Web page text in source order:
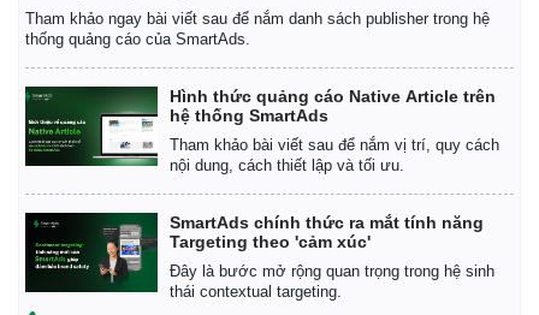
Tham khảo ngay bài viết sau để nắm danh sách publisher trong hệ
thống quảng cáo của SmartAds.
Hình thức quảng cáo Native Article trên
hệ thống SmartAds
Tham khảo bài viết sau để nắm vị trí, quy cách
nội dung, cách thiết lập và tối ưu.
SmartAds chính thức ra mắt tính năng
Targeting theo 'cảm xúc'
Đây là bước mở rộng quan trọng trong hệ sinh
thái contextual targeting.